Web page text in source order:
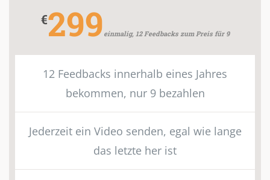
€299 einmalig, 12 Feedbacks zum Preis für 9
12 Feedbacks innerhalb eines Jahres
bekommen, nur 9 bezahlen
Jederzeit ein Video senden, egal wie lange
das letzte her ist